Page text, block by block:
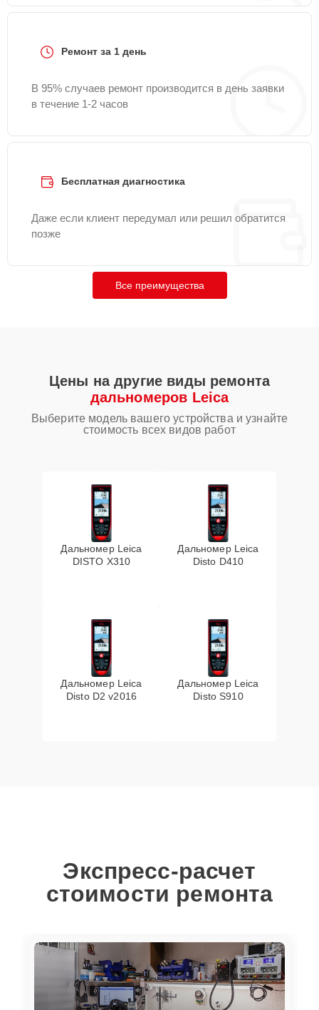
Ремонт за 1 день
В 95% случаев ремонт производится в день заявки
в течение 1-2 часов
Бесплатная диагностика
Даже если клиент передумал или решил обратится
позже
Все преимущества
Цены на другие виды ремонта
дальномеров Leica
Выберите модель вашего устройства и узнайте
стоимость всех видов работ
Дальномер Leica
DISTO X310
Дальномер Leica
Disto D410
Дальномер Leica
Disto D2 v2016
Дальномер Leica
Disto S910
Экспресс-расчет
стоимости ремонта